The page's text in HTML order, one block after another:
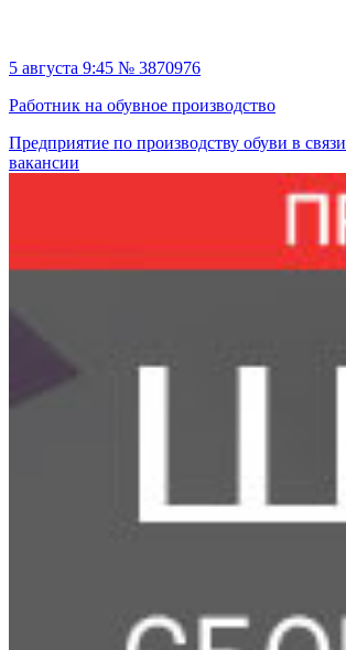
5 августа 9:45 № 3870976
Работник на обувное производство
Предприятие по производству обуви в
вакансии